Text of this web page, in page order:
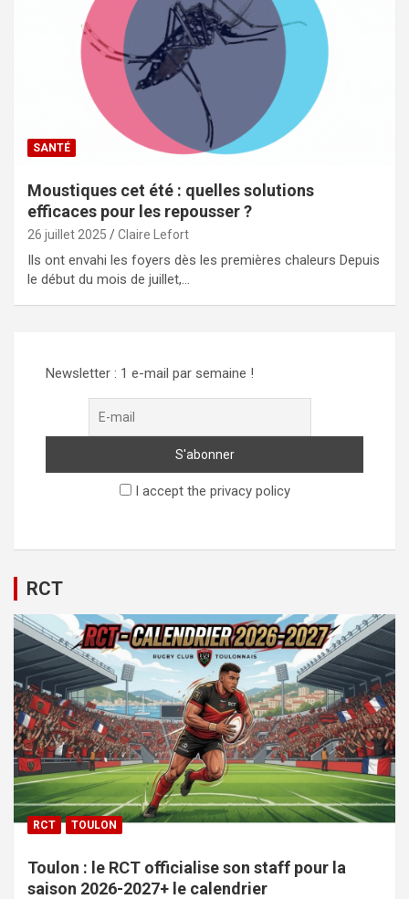
SANTÉ
Moustiques cet été : quelles solutions
efficaces pour les repousser ?
26 juillet 2025 Claire Lefort
Ils ont envahi les foyers dès les premières chaleurs Depuis
le début du mois de juillet,…
Newsletter : 1 e-mail par semaine !
I accept the privacy policy
RCT
RCT TOULON
Toulon : le RCT officialise son staff pour la
saison 2026-2027+ le calendrier